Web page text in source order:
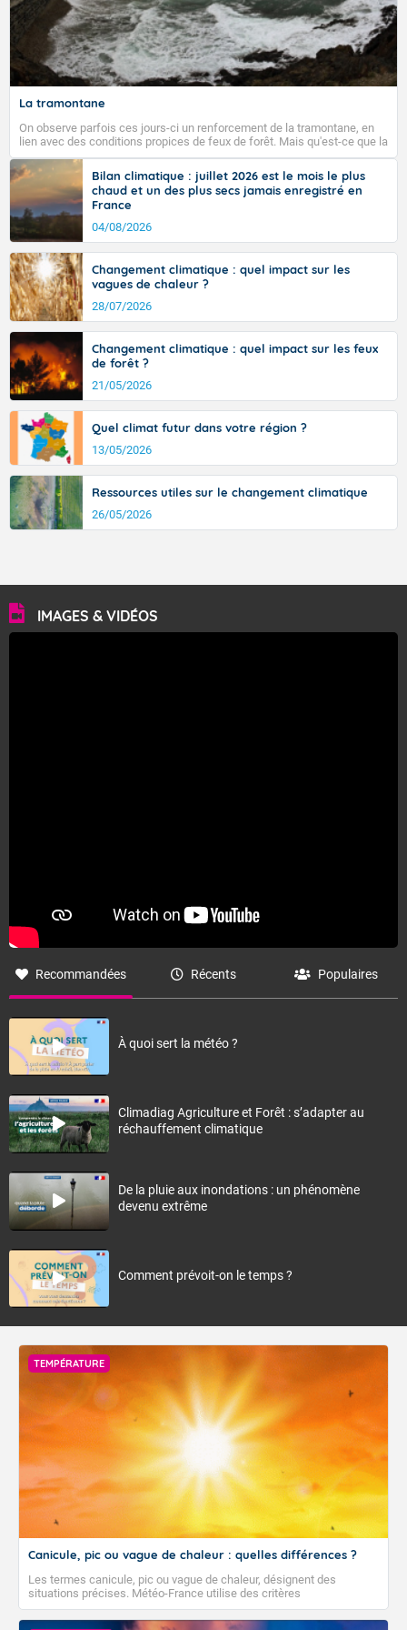
La tramontane
On observe parfois ces jours-ci un renforcement de la tramontane, en
lien avec des conditions propices de feux de forêt. Mais qu'est-ce que la
tramontane ? Quelles sont ses caractéristiques ? La tramontane est un
vent turbulent soufflant de secteur nord-ouest à nord, ou ouest à nord-
ouest, dans un secteur qui part du Roussillon à la vallée de l’Aude et à
l’ouest de l’Hérault. L’étymologie de ce vent vient du latin trasmontanus,
signifiant au-delà des monts, en allusion aux régions montagneuses
d’où provient ce vent.
Bilan climatique : juillet 2026 est le mois le plus
chaud et un des plus secs jamais enregistré en
France
04/08/2026
Changement climatique : quel impact sur les
vagues de chaleur ?
28/07/2026
Changement climatique : quel impact sur les feux
de forêt ?
21/05/2026
Quel climat futur dans votre région ?
13/05/2026
Ressources utiles sur le changement climatique
26/05/2026
IMAGES & VIDÉOS
Recommandées Récents Populaires
À quoi sert la météo ?
Climadiag Agriculture et Forêt : s’adapter au
réchauffement climatique
De la pluie aux inondations : un phénomène
devenu extrême
Comment prévoit-on le temps ?
TEMPÉRATURE
Canicule, pic ou vague de chaleur : quelles différences ?
Les termes canicule, pic ou vague de chaleur, désignent des
situations précises. Météo-France utilise des critères
climatologiques pour évaluer et qualifier les épisodes de chaleur qui
peuvent avoir des impacts sanitaires et socio-économiques